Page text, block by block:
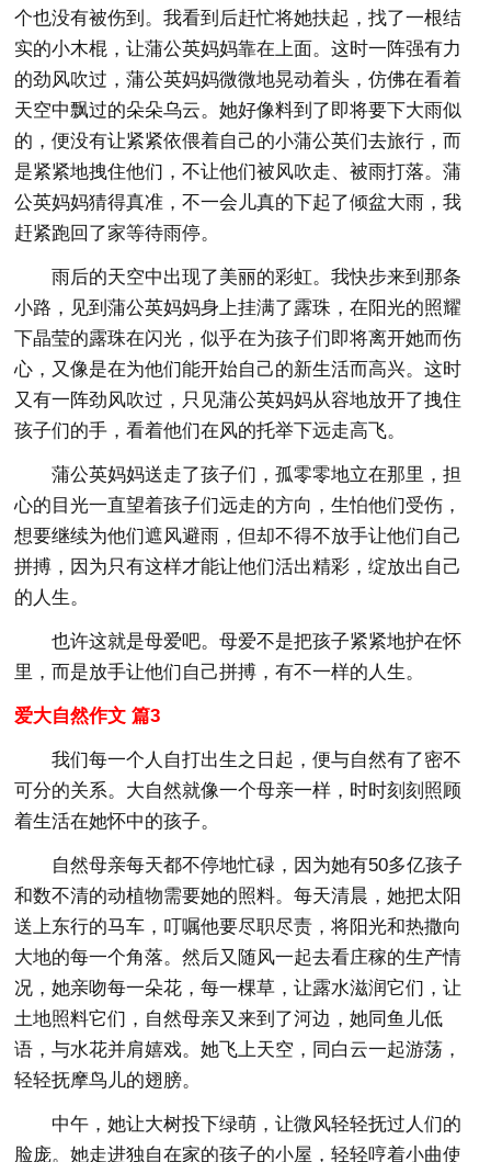
个也没有被伤到。我看到后赶忙将她扶起，找了一根结
实的小木棍，让蒲公英妈妈靠在上面。这时一阵强有力
的劲风吹过，蒲公英妈妈微微地晃动着头，仿佛在看着
天空中飘过的朵朵乌云。她好像料到了即将要下大雨似
的，便没有让紧紧依偎着自己的小蒲公英们去旅行，而
是紧紧地拽住他们，不让他们被风吹走、被雨打落。蒲
公英妈妈猜得真准，不一会儿真的下起了倾盆大雨，我
赶紧跑回了家等待雨停。
雨后的天空中出现了美丽的彩虹。我快步来到那条
小路，见到蒲公英妈妈身上挂满了露珠，在阳光的照耀
下晶莹的露珠在闪光，似乎在为孩子们即将离开她而伤
心，又像是在为他们能开始自己的新生活而高兴。这时
又有一阵劲风吹过，只见蒲公英妈妈从容地放开了拽住
孩子们的手，看着他们在风的托举下远走高飞。
蒲公英妈妈送走了孩子们，孤零零地立在那里，担
心的目光一直望着孩子们远走的方向，生怕他们受伤，
想要继续为他们遮风避雨，但却不得不放手让他们自己
拼搏，因为只有这样才能让他们活出精彩，绽放出自己
的人生。
也许这就是母爱吧。母爱不是把孩子紧紧地护在怀
里，而是放手让他们自己拼搏，有不一样的人生。
爱大自然作文 篇3
我们每一个人自打出生之日起，便与自然有了密不
可分的关系。大自然就像一个母亲一样，时时刻刻照顾
着生活在她怀中的孩子。
自然母亲每天都不停地忙碌，因为她有50多亿孩子
和数不清的动植物需要她的照料。每天清晨，她把太阳
送上东行的马车，叮嘱他要尽职尽责，将阳光和热撒向
大地的每一个角落。然后又随风一起去看庄稼的生产情
况，她亲吻每一朵花，每一棵草，让露水滋润它们，让
土地照料它们，自然母亲又来到了河边，她同鱼儿低
语，与水花并肩嬉戏。她飞上天空，同白云一起游荡，
轻轻抚摩鸟儿的翅膀。
中午，她让大树投下绿萌，让微风轻轻抚过人们的
脸庞。她走进独自在家的孩子的小屋，轻轻哼着小曲使